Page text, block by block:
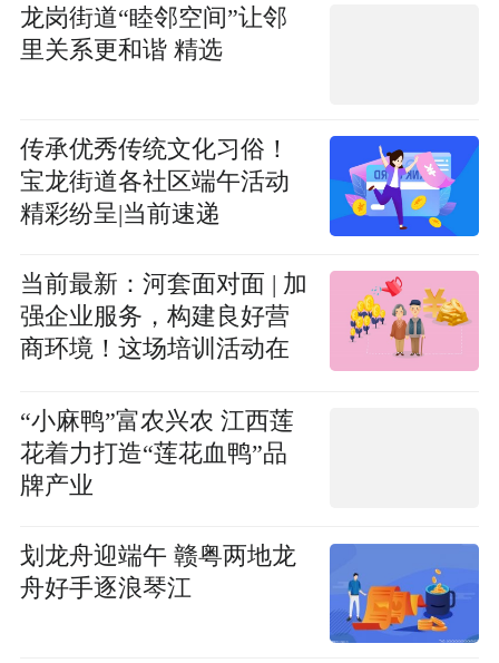
龙岗街道“睦邻空间”让邻
里关系更和谐 精选
传承优秀传统文化习俗！
宝龙街道各社区端午活动
精彩纷呈|当前速递
当前最新：河套面对面 | 加
强企业服务，构建良好营
商环境！这场培训活动在
“小麻鸭”富农兴农 江西莲
花着力打造“莲花血鸭”品
牌产业
划龙舟迎端午 赣粤两地龙
舟好手逐浪琴江